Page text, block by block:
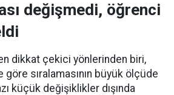
değişmedi, öğrenci
dikkat çekici yönlerinden biri,
göre sıralamasının büyük ölçüde
küçük değişiklikler dışında